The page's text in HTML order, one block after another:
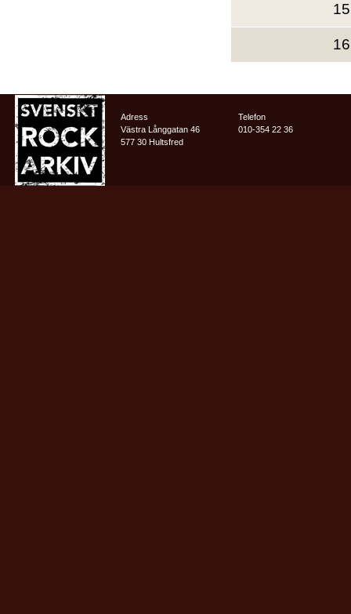
Adress
Västra Långgatan 46
577 30 Hultsfred
Telefon
010-354 22 36